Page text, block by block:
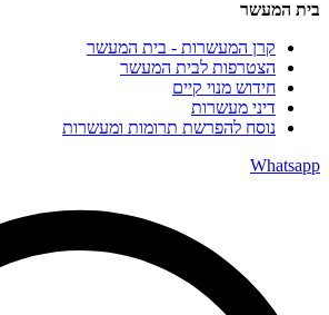
בית המעשר
קרן המעשרות - בית המעשר
הצטרפות לבית המעשר
חידוש מנוי קיים
דיני מעשרות
נוסח להפרשת תרומות ומעשרות
Whatsapp